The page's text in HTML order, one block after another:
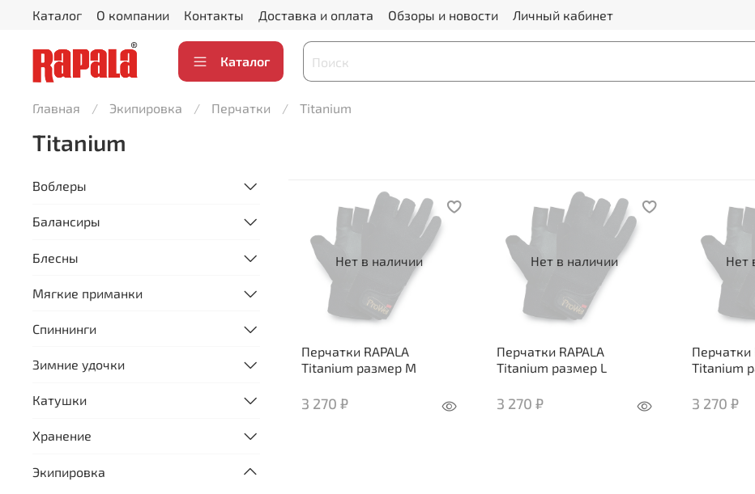
Каталог О компании Контакты Доставка и оплата Обзоры и новости Личный кабинет
Каталог
Главная Экипировка Перчатки Titanium
Titanium
Нет в наличии
Перчатки RAPALA
Titanium размер M
3 270 ₽
Нет в наличии
Перчатки RAPALA
Titanium размер L
3 270 ₽
Нет
Перчатки
Titanium
3 270 ₽
Воблеры
Балансиры
Блесны
Мягкие приманки
Спиннинги
Зимние удочки
Катушки
Хранение
Экипировка